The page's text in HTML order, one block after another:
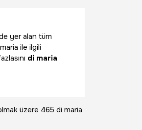
yer alan tüm
ile ilgili
di maria
üzere 465 di maria